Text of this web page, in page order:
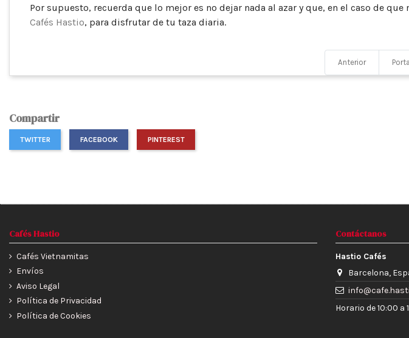
Por supuesto, recuerda que lo mejor es no dejar nada al azar y que, en el caso de
Cafés Hastio, para disfrutar de tu taza diaria.
Anterior
Compartir
TWITTER FACEBOOK PINTEREST
Cafés Hastio
Cafés Vietnamitas
Envíos
Aviso Legal
Política de Privacidad
Política de Cookies
Contáctanos
Hastio Cafés
Barcelona,
Horario de 10:00 a